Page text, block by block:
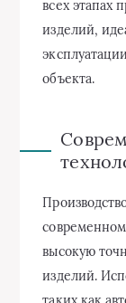
всех этапах
изделий,
объекта.
высокую
изделий.